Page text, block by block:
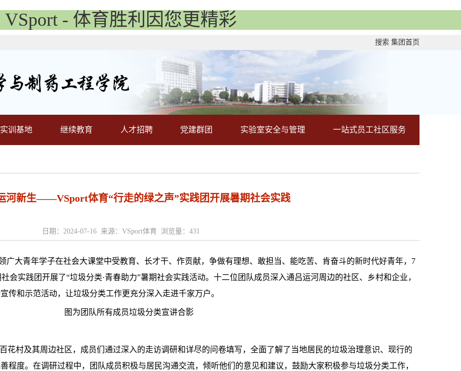
VSport - 体育胜利因您更精彩
搜索 集团首页
实训基地 继续教育 人才招聘 党建群团 实验室安全与管理 一站式员工社区服务
河新生——VSport体育“行走的绿之声”实践团开展暑期社会实践
日期：2024-07-16 来源：VSport体育 浏览量： 431
广大青年学子在社会大课堂中受教育、长才干、作贡献，争做有理想、敢担当、能吃苦、肯奋斗的新时代好青年，7
会实践团开展了“垃圾分类·青春助力”暑期社会实践活动。十二位团队成员深入通吕运河周边的社区、乡村和企业，
传和示范活动，让垃圾分类工作更充分深入走进千家万户。
图为团队所有成员垃圾分类宣讲合影
花村及其周边社区，成员们通过深入的走访调研和详尽的问卷填写，全面了解了当地居民的垃圾治理意识、现行的
程度。在调研过程中，团队成员积极与居民沟通交流，倾听他们的意见和建议，鼓励大家积极参与垃圾分类工作，